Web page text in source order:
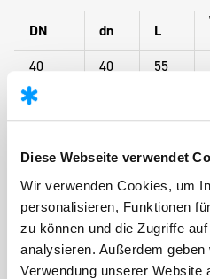
Diese Webseite verwendet
Wir verwenden Cookies, um
personalisieren, Funktionen
zu können und die Zugriffe
analysieren. Außerdem
Verwendung unserer Website
DN dn L
40
40 55
40
60/65
63 72
60/65
75 72
80
90 76
100
110 80